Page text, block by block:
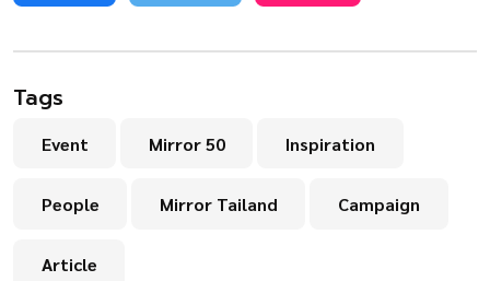
Tags
Event Mirror 50 Inspiration
People Mirror Tailand Campaign
Article